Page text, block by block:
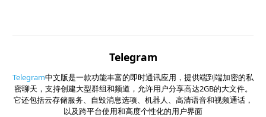
Telegram
Telegram中文版是一款功能丰富的即时通讯应用，提供端到端加密的私
密聊天，支持创建大型群组和频道，允许用户分享高达2GB的大文件。
它还包括云存储服务、自毁消息选项、机器人、高清语音和视频通话，
以及跨平台使用和高度个性化的用户界面